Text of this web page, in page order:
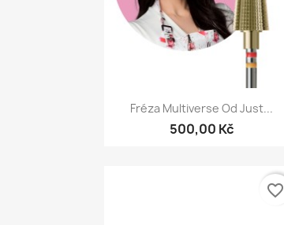
Rychlý náhled
Fréza Multiverse Od Just...
500,00 Kč
favorite_border